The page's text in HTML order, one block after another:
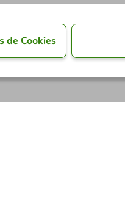
de Cookies